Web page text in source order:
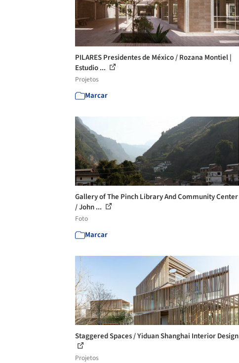
PILARES Presidentes de México / Rozana Montiel |
Estudio ...
Projetos
Marcar
Gallery of The Pinch Library And Community Center
/ John ...
Foto
Marcar
Staggered Spaces / Yiduan Shanghai Interior Design
Projetos